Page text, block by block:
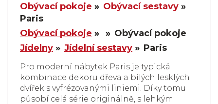
Obývací pokoje
Obývací sestavy
Paris
Obývací pokoje
Obývací pokoje
Jídelny
Jídelní sestavy Paris
Pro moderní nábytek Paris je typická
kombinace dekoru dřeva a bílých lesklých
dvířek s vyfrézovanými liniemi. Díky tomu
působí celá série originálně, s lehkým